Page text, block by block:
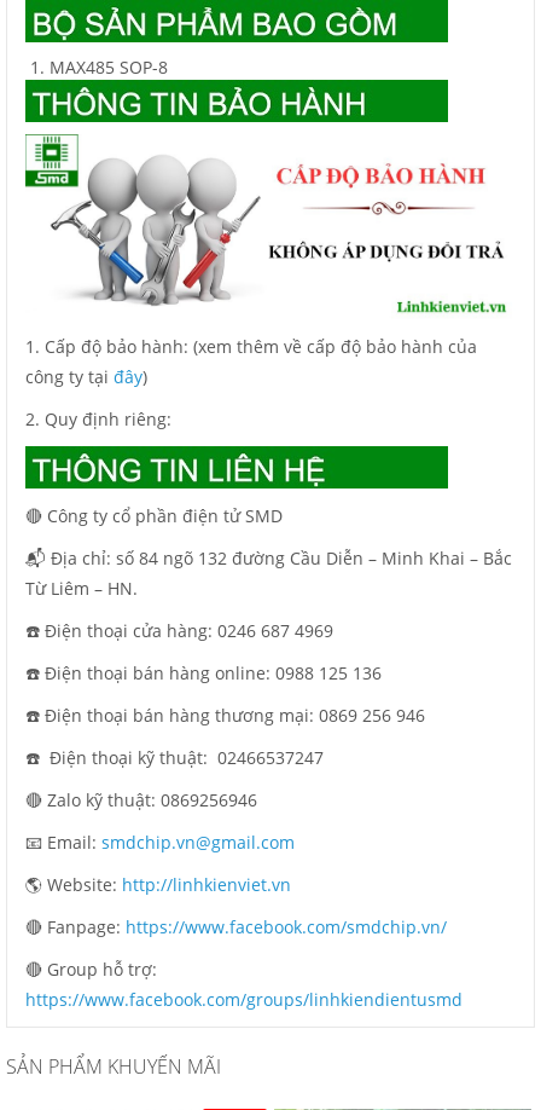
MAX485 SOP-8
1. Cấp độ bảo hành: (xem thêm về cấp độ bảo hành của
công ty tại đây)
2. Quy định riêng:
🔴 Công ty cổ phần điện tử SMD
📬 Địa chỉ: số 84 ngõ 132 đường Cầu Diễn – Minh Khai – Bắc
Từ Liêm – HN.
☎️ Điện thoại cửa hàng: 0246 687 4969
☎️ Điện thoại bán hàng online: 0988 125 136
☎️ Điện thoại bán hàng thương mại: 0869 256 946
☎️ Điện thoại kỹ thuật: 02466537247
🔴 Zalo kỹ thuật: 0869256946
📧 Email: smdchip.vn@gmail.com
🌎 Website: http://linhkienviet.vn
🔴 Fanpage: https://www.facebook.com/smdchip.vn/
🔴 Group hỗ trợ:
https://www.facebook.com/groups/linhkiendientusmd
SẢN PHẨM KHUYẾN MÃI